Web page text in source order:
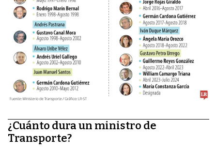
¿Cuánto dura un ministro de
Transporte?